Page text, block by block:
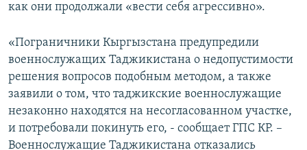
как они продолжали «вести себя агрессивно».
«Пограничники Кыргызстана предупредили
военнослужащих Таджикистана о недопустимости
решения вопросов подобным методом, а также
заявили о том, что таджикские военнослужащие
незаконно находятся на несогласованном участке,
и потребовали покинуть его, - сообщает ГПС КР. –
Военнослужащие Таджикистана отказались